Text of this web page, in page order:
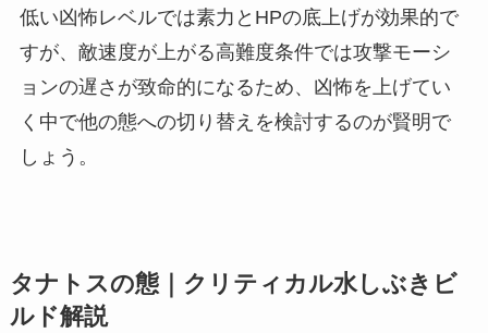
低い凶怖レベルでは素力とHPの底上げが効果的で
すが、敵速度が上がる高難度条件では攻撃モーシ
ョンの遅さが致命的になるため、凶怖を上げてい
く中で他の態への切り替えを検討するのが賢明で
しょう。
タナトスの態｜クリティカル水しぶきビ
ルド解説